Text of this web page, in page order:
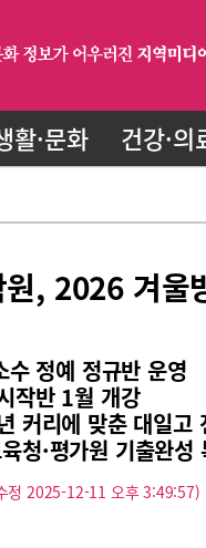
활·문화 건강·의
, 2026 겨울
정예 정규반 운영
작반 1월 개강
커리에 맞춘 대일고
청·평가원 기출완성
정 2025-12-11 오후 3:49:57)